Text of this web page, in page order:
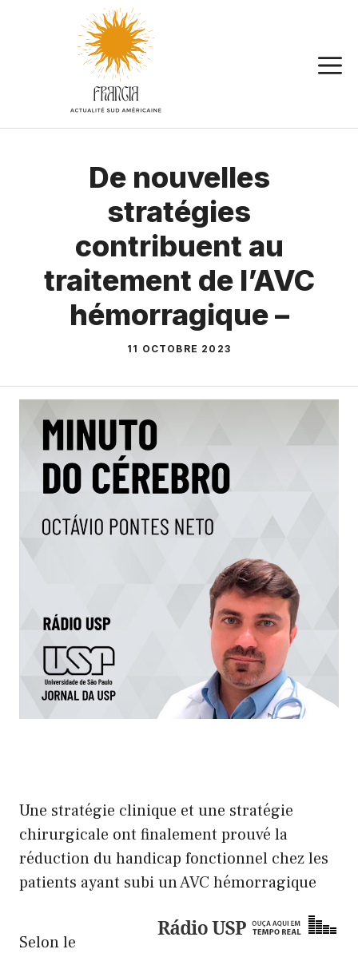
De nouvelles
stratégies
contribuent au
traitement de l’AVC
hémorragique –
11 OCTOBRE 2023
Une stratégie clinique et une stratégie
chirurgicale ont finalement prouvé la
réduction du handicap fonctionnel chez les
patients ayant subi un AVC hémorragique
Selon le